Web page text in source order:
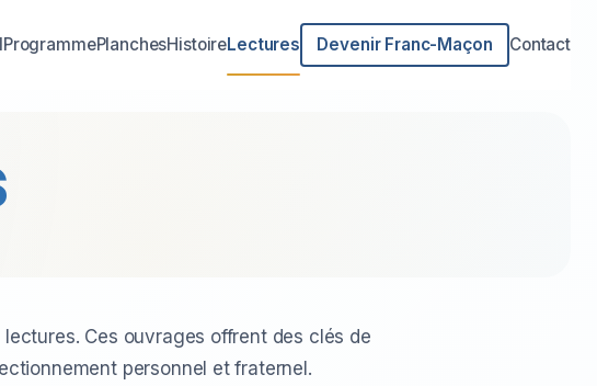
ProgrammePlanchesHistoireLectures Devenir Franc-Maçon Contact
Ces ouvrages offrent des clés de
personnel et fraternel.